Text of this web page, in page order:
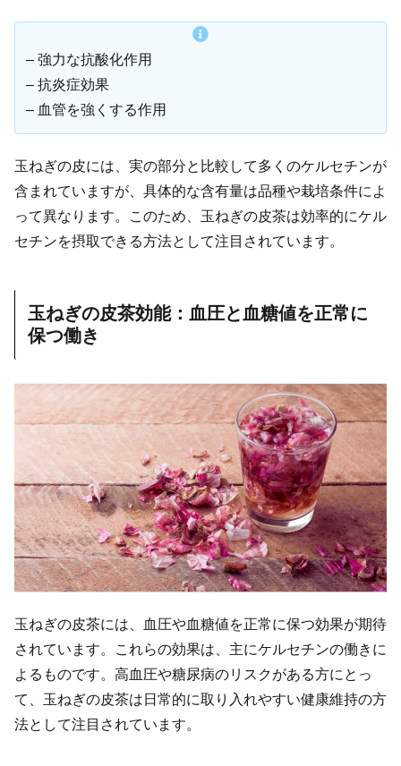
– 強力な抗酸化作用
– 抗炎症効果
– 血管を強くする作用
玉ねぎの皮には、実の部分と比較して多くのケルセチンが
含まれていますが、具体的な含有量は品種や栽培条件によ
って異なります。このため、玉ねぎの皮茶は効率的にケル
セチンを摂取できる方法として注目されています。
玉ねぎの皮茶効能：血圧と血糖値を正常に
保つ働き
玉ねぎの皮茶には、血圧や血糖値を正常に保つ効果が期待
されています。これらの効果は、主にケルセチンの働きに
よるものです。高血圧や糖尿病のリスクがある方にとっ
て、玉ねぎの皮茶は日常的に取り入れやすい健康維持の方
法として注目されています。